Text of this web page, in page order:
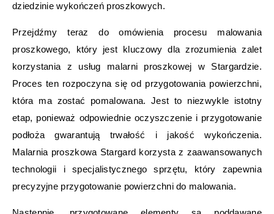
dziedzinie wykończeń proszkowych.
Przejdźmy teraz do omówienia procesu malowania
proszkowego, który jest kluczowy dla zrozumienia zalet
korzystania z usług malarni proszkowej w Stargardzie.
Proces ten rozpoczyna się od przygotowania powierzchni,
która ma zostać pomalowana. Jest to niezwykle istotny
etap, ponieważ odpowiednie oczyszczenie i przygotowanie
podłoża gwarantują trwałość i jakość wykończenia.
Malarnia proszkowa Stargard korzysta z zaawansowanych
technologii i specjalistycznego sprzętu, który zapewnia
precyzyjne przygotowanie powierzchni do malowania.